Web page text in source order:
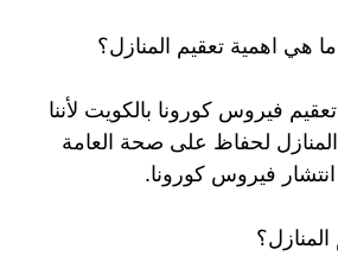
هي اهمية تعقيم المنازل؟
فيروس كورونا بالكويت لأننا
لحفاظ على صحة العامة
فيروس كورونا.